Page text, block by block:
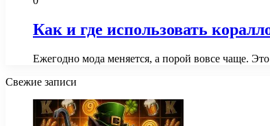
Как и где использовать
Ежегодно мода меняется, а порой вовсе чаще.
Свежие записи